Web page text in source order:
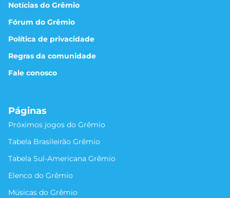
Notícias do Grêmio
Fórum do Grêmio
Política de privacidade
Regras da comunidade
Fale conosco
Páginas
Próximos jogos do Grêmio
Tabela Brasileirão Grêmio
Tabela Sul-Americana Grêmio
Elenco do Grêmio
Músicas do Grêmio